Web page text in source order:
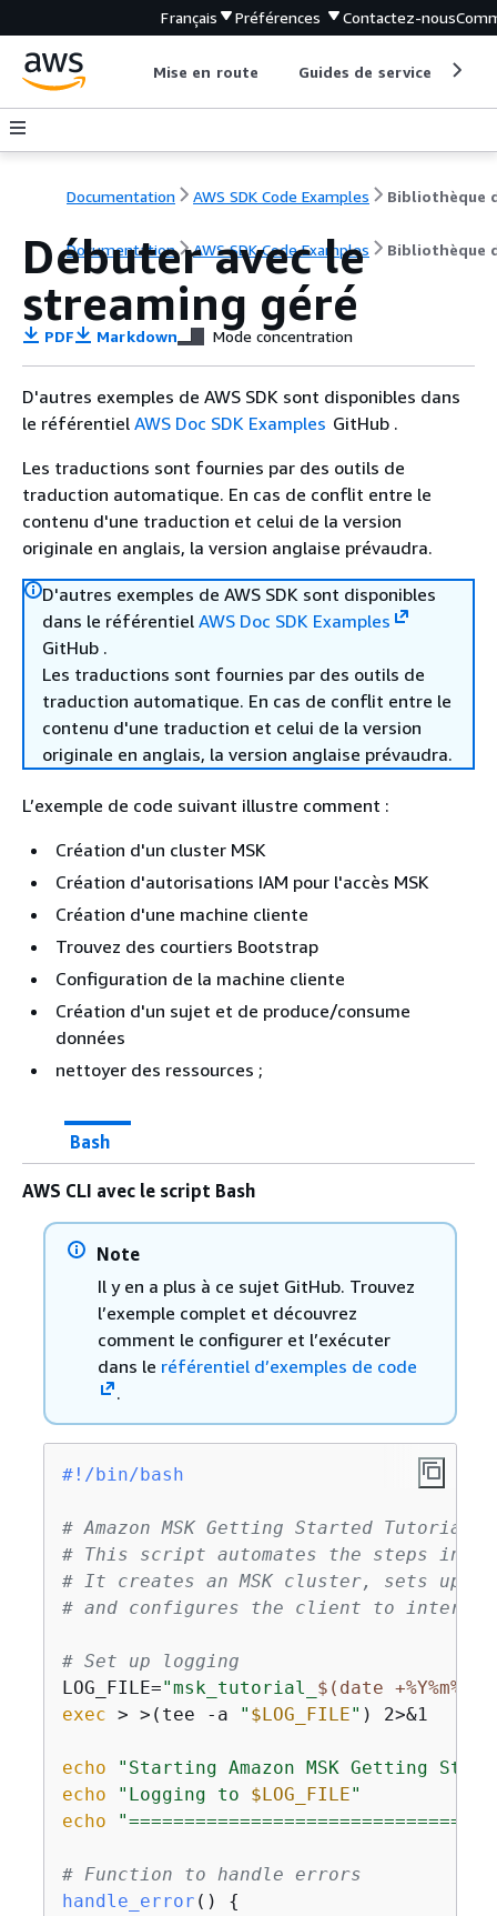
Français Préférences Contactez-nous
Mise en route Guides de service
Documentation AWS SDK Code Examples
Documentation AWS SDK Code Examples Bibliothèque
Débuter avec le
streaming géré
PDF Markdown Mode concentration
D'autres exemples de AWS SDK sont disponibles dans
le référentiel AWS Doc SDK Examples GitHub .
Les traductions sont fournies par des outils de
traduction automatique. En cas de conflit entre le
contenu d'une traduction et celui de la version
originale en anglais, la version anglaise prévaudra.
D'autres exemples de AWS SDK sont disponibles
dans le référentiel AWS Doc SDK Examples
GitHub .
Les traductions sont fournies par des outils de
traduction automatique. En cas de conflit entre le
contenu d'une traduction et celui de la version
originale en anglais, la version anglaise prévaudra.
L’exemple de code suivant illustre comment :
Création d'un cluster MSK
Création d'autorisations IAM pour l'accès MSK
Création d'une machine cliente
Trouvez des courtiers Bootstrap
Configuration de la machine cliente
Création d'un sujet et de produce/consume
données
nettoyer des ressources ;
Bash
AWS CLI avec le script Bash
Note
Il y en a plus à ce sujet GitHub. Trouvez
l’exemple complet et découvrez
comment le configurer et l’exécuter
dans le référentiel d’exemples de code
.
#!/bin/bash
# Amazon MSK Getting Started
# This script automates the steps in
# It creates an MSK cluster, sets up
# and configures the client to
# Set up logging
LOG_FILE="msk_tutorial_ $(date
exec > >(tee -a " $LOG_FILE" ) 2>&1
echo
"Starting Amazon MSK Getting
echo
"Logging to $LOG_FILE"
echo
# Function to handle errors
handle_error () {